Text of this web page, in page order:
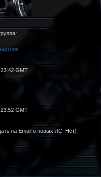
GMT
GMT
на Email о новых ЛС: Нет)